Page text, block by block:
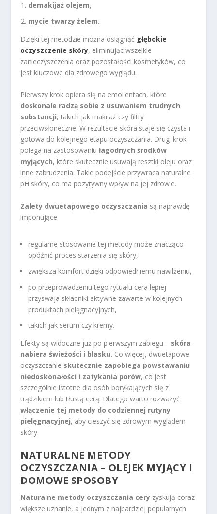
demakijaż olejem,
mycie twarzy żelem.
Dzięki tej metodzie można osiągnąć głębokie
oczyszczenie skóry, eliminując wszelkie
zanieczyszczenia oraz pozostałości kosmetyków, co
jest kluczowe dla zdrowego wyglądu.
Pierwszy krok opiera się na emolientach, które
doskonale radzą sobie z usuwaniem trudnych
substancji, takich jak makijaż czy filtry
przeciwsłoneczne. W rezultacie skóra staje się czysta i
gotowa do kolejnego etapu oczyszczania. Drugi krok
polega na zastosowaniułagodnych środków
myjących, które skutecznie usuwają resztki oleju oraz
inne zabrudzenia. Takie podejście przywraca naturalne
pH skóry, co ma pozytywny wpływ na jej zdrowie.
Zalety dwuetapowego oczyszczania są naprawdę
imponujące:
regularne stosowanie tej metody może znacząco
opóźnić proces starzenia się skóry,
zwiększa komfort dzięki odpowiedniemu nawilżeniu,
po przeprowadzeniu tego rytuału cera lepiej
przyswaja składniki aktywne zawarte w kolejnych
produktach pielęgnacyjnych,
takich jak serum czy kremy.
Efekty są widoczne już po pierwszym zabiegu – skóra
nabiera świeżości i blasku. Co więcej, dwuetapowe
oczyszczanie skutecznie zapobiega powstawaniu
niedoskonałości i zatykania porów, co jest
szczególnie istotne dla osób borykających się z
trądzikiem lub tłustą cerą. Dlatego warto rozważyć
włączenie tej metody do codziennej rutyny
pielęgnacyjnej, aby cieszyć się zdrowym wyglądem
skóry.
NATURALNE METODY
OCZYSZCZANIA – OLEJEK MYJĄCY I
DOMOWE SPOSOBY
Naturalne metody oczyszczania cery zyskują coraz
większe uznanie, a jednym z najbardziej popularnych